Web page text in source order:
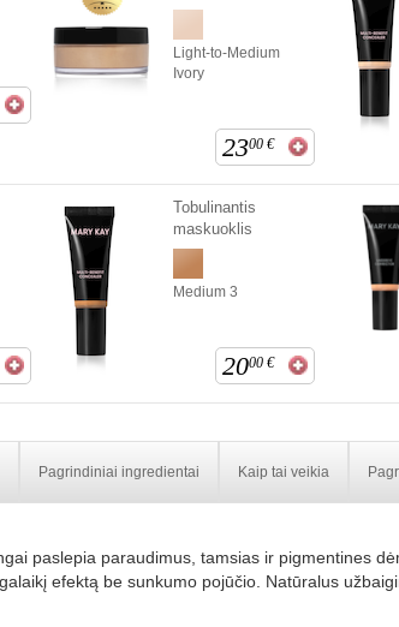
Light-to-Medium
Ivory
2300 €
Tobulinantis
maskuoklis
Medium 3
2000 €
Pagrindiniai ingredientai Kaip tai veikia
paslepia paraudimus, tamsias ir pigmentines
efektą be sunkumo pojūčio. Natūralus